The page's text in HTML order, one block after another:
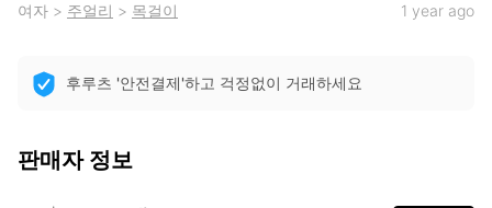
여자 > 주얼리 > 목걸이 1 year ago
후루츠 '안전결제'하고 걱정없이 거래하세요
판매자 정보